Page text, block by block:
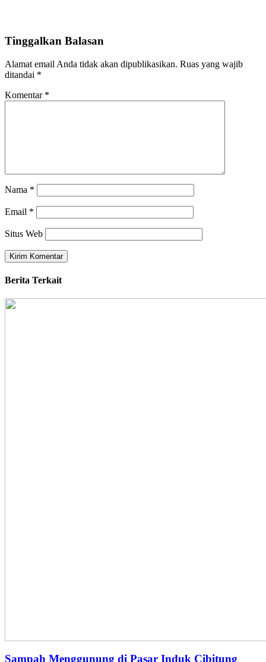
Tinggalkan Balasan
Alamat email Anda tidak akan dipublikasikan. Ruas yang wajib
ditandai *
Komentar *
Nama *
Email *
Situs Web
Berita Terkait
Sampah Menggunung di Pasar Induk Cibitung